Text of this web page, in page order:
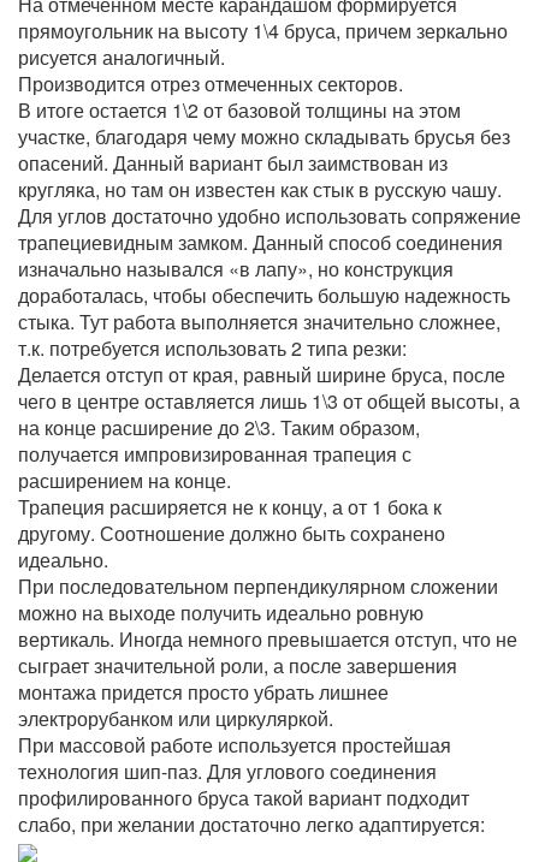
прямоугольник на высоту 1\4 бруса, причем зеркально
рисуется аналогичный.
Производится отрез отмеченных секторов.
В итоге остается 1\2 от базовой толщины на этом
участке, благодаря чему можно складывать брусья без
опасений. Данный вариант был заимствован из
кругляка, но там он известен как стык в русскую чашу.
Для углов достаточно удобно использовать сопряжение
трапециевидным замком. Данный способ соединения
изначально назывался «в лапу», но конструкция
доработалась, чтобы обеспечить большую надежность
стыка. Тут работа выполняется значительно сложнее,
т.к. потребуется использовать 2 типа резки:
Делается отступ от края, равный ширине бруса, после
чего в центре оставляется лишь 1\3 от общей высоты, а
на конце расширение до 2\3. Таким образом,
получается импровизированная трапеция с
расширением на конце.
Трапеция расширяется не к концу, а от 1 бока к
другому. Соотношение должно быть сохранено
идеально.
При последовательном перпендикулярном сложении
можно на выходе получить идеально ровную
вертикаль. Иногда немного превышается отступ, что не
сыграет значительной роли, а после завершения
монтажа придется просто убрать лишнее
электрорубанком или циркуляркой.
При массовой работе используется простейшая
технология шип-паз. Для углового соединения
профилированного бруса такой вариант подходит
слабо, при желании достаточно легко адаптируется: